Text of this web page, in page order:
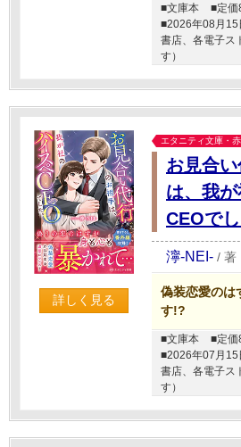
■文庫本
■定価
■2026年08月15
書店、各電子ス
す）
詳しく見る
エタニティ文庫・赤
お見合
は、我
CEOでし
濘-NEI- / 著
偽装恋愛のは
す!?
■文庫本
■定価
■2026年07月15
書店、各電子ス
す）